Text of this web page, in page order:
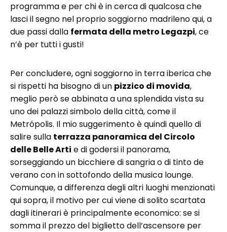
programma e per chi è in cerca di qualcosa che
lasci il segno nel proprio soggiorno madrileno qui, a
due passi dalla fermata della metro Legazpi, ce
n’è per tutti i gusti!
Per concludere, ogni soggiorno in terra iberica che
si rispetti ha bisogno di un pizzico di movida,
meglio però se abbinata a una splendida vista su
uno dei palazzi simbolo della città, come il
Metrópolis. Il mio suggerimento è quindi quello di
salire sulla terrazza panoramica del Circolo
delle Belle Arti e di godersi il panorama,
sorseggiando un bicchiere di sangria o di tinto de
verano con in sottofondo della musica lounge.
Comunque, a differenza degli altri luoghi menzionati
qui sopra, il motivo per cui viene di solito scartata
dagli itinerari è principalmente economico: se si
somma il prezzo del biglietto dell’ascensore per